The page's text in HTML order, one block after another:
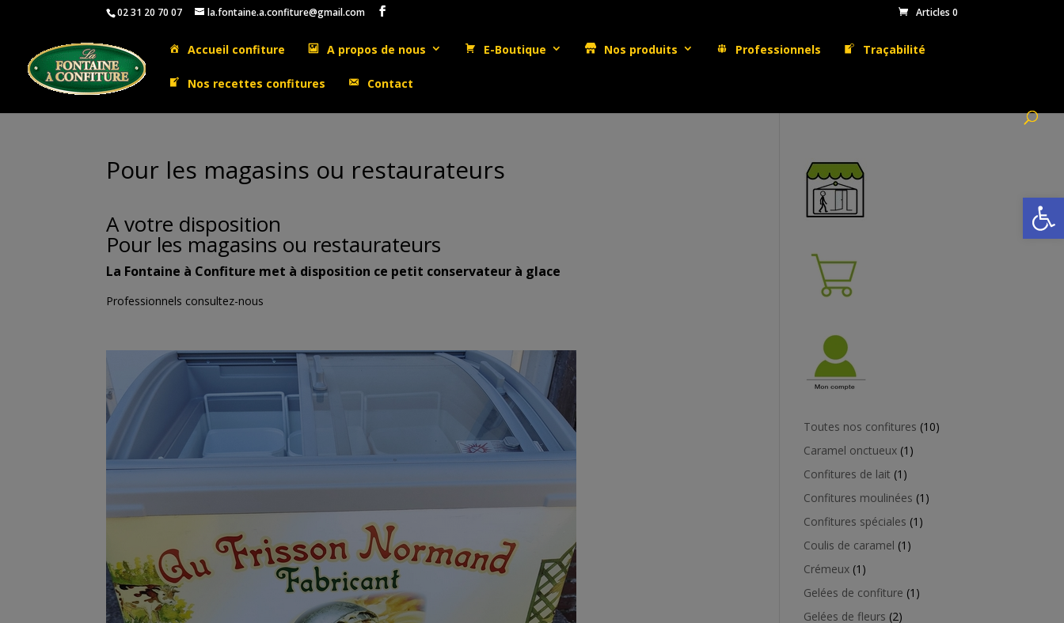
Ouvrir
02 31 20 70 07 la.fontaine.a.confiture@gmail.com Articles 0
Accueil confiture A propos de nous E-Boutique Nos produits Professionnels Traçabilité
Nos recettes confitures Contact
Pour les magasins ou restaurateurs
A votre disposition
Pour les magasins ou restaurateurs
La Fontaine à Confiture met à disposition ce petit conservateur à glace
Professionnels consultez-nous
Toutes nos confitures 1010
Caramel onctueux 1 1
Confitures de lait 1 1
produit
Confitures moulinées 1 1
Confitures spéciales 1 1
Coulis de caramel 1 1
Crémeux 1 1
produit
Gelées de confiture 1 1
Gelées de fleurs 22